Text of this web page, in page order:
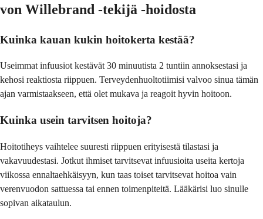
von Willebrand -tekijä -hoidosta
Kuinka kauan kukin hoitokerta kestää?
Useimmat infuusiot kestävät 30 minuutista 2 tuntiin annoksestasi ja
kehosi reaktiosta riippuen. Terveydenhuoltotiimisi valvoo sinua tämän
ajan varmistaakseen, että olet mukava ja reagoit hyvin hoitoon.
Kuinka usein tarvitsen hoitoja?
Hoitotiheys vaihtelee suuresti riippuen erityisestä tilastasi ja
vakavuudestasi. Jotkut ihmiset tarvitsevat infuusioita useita kertoja
viikossa ennaltaehkäisyyn, kun taas toiset tarvitsevat hoitoa vain
verenvuodon sattuessa tai ennen toimenpiteitä. Lääkärisi luo sinulle
sopivan aikataulun.